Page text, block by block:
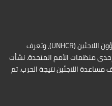
المفوضية السامية للأمم المتحدة لشؤون اللاجئين (UNHCR)، وتعرف
منظمات الأمم المتحدة. نشأت
مساعدة اللاجئين نتيجة الحرب. تم